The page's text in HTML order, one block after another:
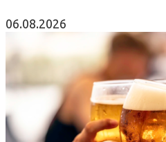
06.08.2026